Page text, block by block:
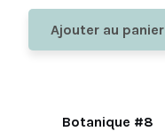
Ajouter au panier
Botanique #8